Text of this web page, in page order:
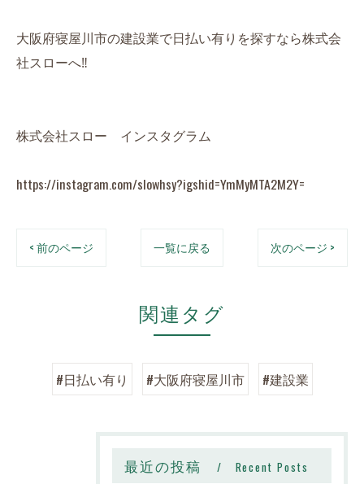
大阪府寝屋川市の建設業で日払い有りを探すなら株式会
社スローへ‼️
株式会社スロー インスタグラム
https://instagram.com/slowhsy?igshid=YmMyMTA2M2Y=
< 前のページ 一覧に戻る 次のページ >
関連タグ
#日払い有り #大阪府寝屋川市 #建設業
最近の投稿 Recent Posts